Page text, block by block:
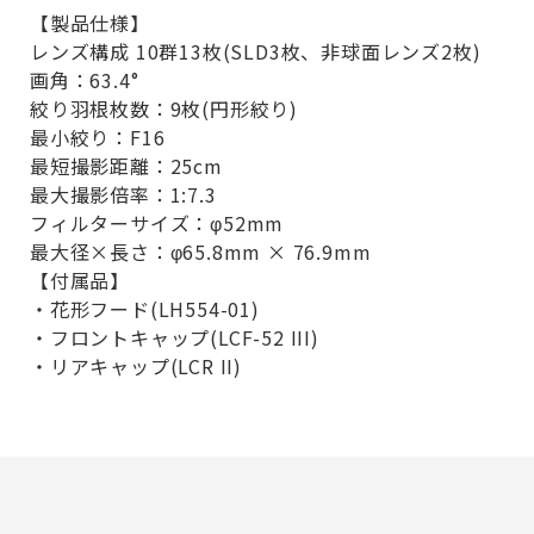
【製品仕様】
レンズ構成 10群13枚(SLD3枚、非球面レンズ2枚)
画角：63.4°
絞り羽根枚数：9枚(円形絞り)
最小絞り：F16
最短撮影距離：25cm
最大撮影倍率：1:7.3
フィルターサイズ：φ52mm
最大径×長さ：φ65.8mm × 76.9mm
【付属品】
・花形フード(LH554-01)
・フロントキャップ(LCF-52 III)
・リアキャップ(LCR II)